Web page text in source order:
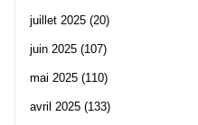
juillet 2025 (20)
juin 2025 (107)
mai 2025 (110)
avril 2025 (133)